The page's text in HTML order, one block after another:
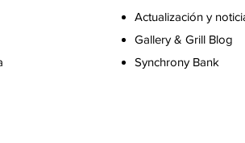
Actualización y
Gallery & Grill Blog
Synchrony Bank